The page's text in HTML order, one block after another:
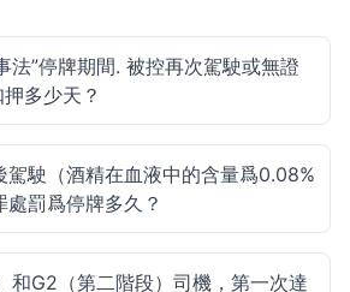
法”停牌期間. 被控再次駕駛或無證
多少天？
駕駛（酒精在血液中的含量爲0.08%
罰爲停牌多久？
和G2（第二階段）司機，第一次達